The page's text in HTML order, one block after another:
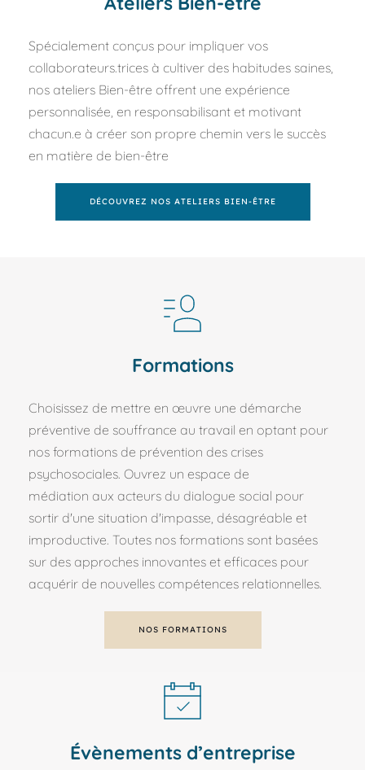
Spécialement conçus pour impliquer vos
collaborateurs.trices à cultiver des habitudes saines,
nos ateliers Bien-être offrent une expérience
personnalisée, en responsabilisant et motivant
chacun.e à créer son propre chemin vers le succès
en matière de bien-être
DÉCOUVREZ NOS ATELIERS BIEN-ÊTRE
Formations
Choisissez de mettre en œuvre une démarche
préventive de souffrance au travail en optant pour
nos formations de prévention des crises
psychosociales. Ouvrez un espace de
médiation aux acteurs du dialogue social pour
sortir d'une situation d'impasse, désagréable et
improductive. Toutes nos formations sont basées
sur des approches innovantes et efficaces pour
acquérir de nouvelles compétences relationnelles.
NOS FORMATIONS
Évènements d’entreprise